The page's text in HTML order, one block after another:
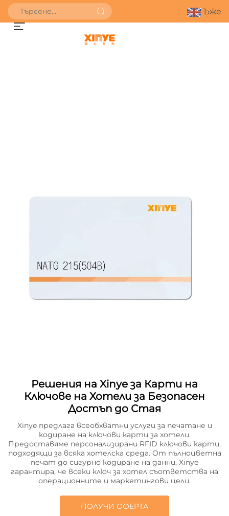
Ъже
Решения на Xinye за Карти на
Ключове на Хотели за Безопасен
Достъп до Стая
Xinye предлага всеобхватни услуги за печатане и
кодиране на ключови карти за хотели.
Предоставяме персонализирани RFID ключови карти,
подходящи за всяка хотелска среда. От пълноцветна
печат до сигурно кодиране на данни, Xinye
гарантира, че всеки ключ за хотел съответства на
операционните и маркетингови цели.
ПОЛУЧИ ОФЕРТА